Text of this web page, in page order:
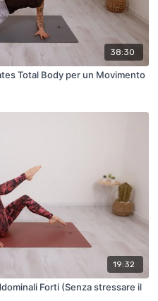
38:30
Total Body per un Movimento
19:32
Forti (Senza stressare il